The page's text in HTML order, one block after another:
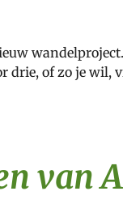
of zo je wil,
van